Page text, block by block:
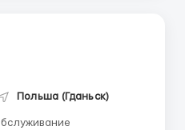
Польша (Гданьск)